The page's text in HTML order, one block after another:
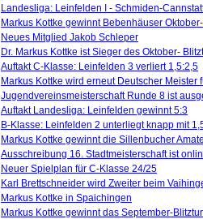
Landesliga: Leinfelden I - Schmiden-
Markus Kottke gewinnt Bebenhäuser
Neues Mitglied Jakob Schleper
Dr. Markus Kottke ist Sieger des Oktober-
Auftakt C-Klasse: Leinfelden 3 verliert 1,5:2,5
Markus Kottke wird erneut Deutscher Meister
Jugendvereinsmeisterschaft Runde 8 ist
Auftakt Landesliga: Leinfelden gewinnt 5:3
B-Klasse: Leinfelden 2 unterliegt knapp mit
Markus Kottke gewinnt die Sillenbucher
Ausschreibung 16. Stadtmeisterschaft ist
Neuer Spielplan für C-Klasse 24/25
Karl Brettschneider wird Zweiter beim
Markus Kottke in Spaichingen
Markus Kottke gewinnt das September-